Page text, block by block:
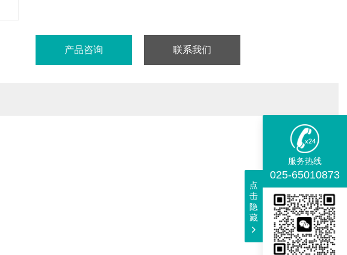
产品咨询 联系我们
服务热线
025-65010873
点
击
隐
藏